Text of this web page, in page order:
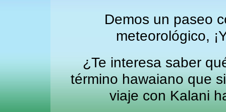
Demos un paseo
meteorológico,
¿Te interesa saber
término hawaiano que
viaje con Kalani